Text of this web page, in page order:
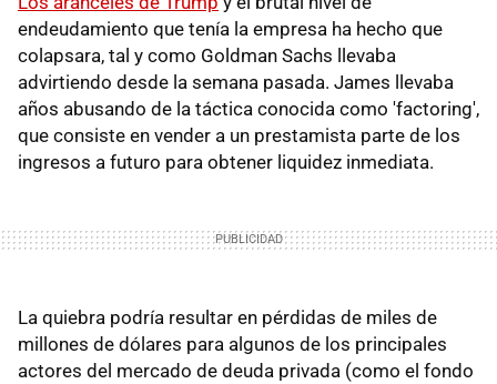
endeudamiento que tenía la empresa ha hecho que
colapsara, tal y como Goldman Sachs llevaba
advirtiendo desde la semana pasada. James llevaba
años abusando de la táctica conocida como 'factoring',
que consiste en vender a un prestamista parte de los
ingresos a futuro para obtener liquidez inmediata.
La quiebra podría resultar en pérdidas de miles de
millones de dólares para algunos de los principales
actores del mercado de deuda privada (como el fondo